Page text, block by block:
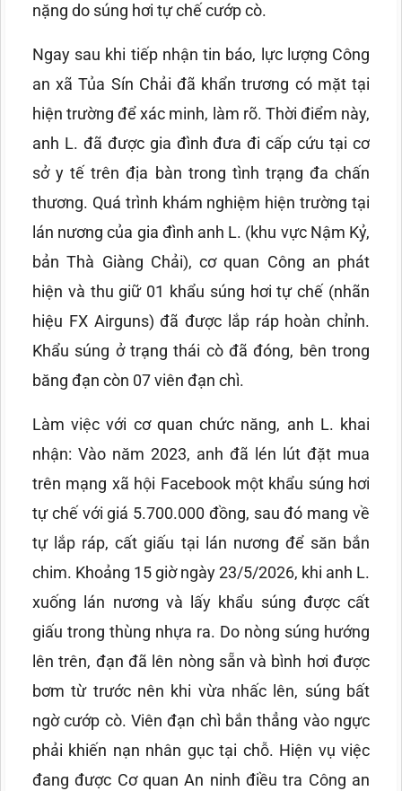
nặng do súng hơi tự chế cướp cò.
Ngay sau khi tiếp nhận tin báo, lực lượng Công
an xã Tủa Sín Chải đã khẩn trương có mặt tại
hiện trường để xác minh, làm rõ. Thời điểm này,
anh L. đã được gia đình đưa đi cấp cứu tại cơ
sở y tế trên địa bàn trong tình trạng đa chấn
thương. Quá trình khám nghiệm hiện trường tại
lán nương của gia đình anh L. (khu vực Nậm Kỷ,
bản Thà Giàng Chải), cơ quan Công an phát
hiện và thu giữ 01 khẩu súng hơi tự chế (nhãn
hiệu FX Airguns) đã được lắp ráp hoàn chỉnh.
Khẩu súng ở trạng thái cò đã đóng, bên trong
băng đạn còn 07 viên đạn chì.
Làm việc với cơ quan chức năng, anh L. khai
nhận: Vào năm 2023, anh đã lén lút đặt mua
trên mạng xã hội Facebook một khẩu súng hơi
tự chế với giá 5.700.000 đồng, sau đó mang về
tự lắp ráp, cất giấu tại lán nương để săn bắn
chim. Khoảng 15 giờ ngày 23/5/2026, khi anh L.
xuống lán nương và lấy khẩu súng được cất
giấu trong thùng nhựa ra. Do nòng súng hướng
lên trên, đạn đã lên nòng sẵn và bình hơi được
bơm từ trước nên khi vừa nhấc lên, súng bất
ngờ cướp cò. Viên đạn chì bắn thẳng vào ngực
phải khiến nạn nhân gục tại chỗ. Hiện vụ việc
đang được Cơ quan An ninh điều tra Công an